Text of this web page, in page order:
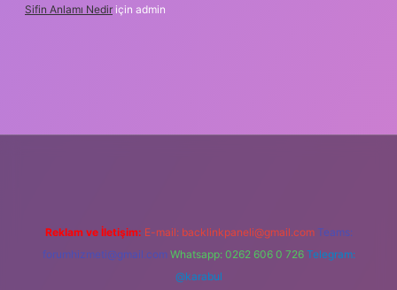
Sifin Anlamı Nedir için admin
Reklam ve İletişim: E-mail: backlinkpaneli@gmail.com Teams:
forumhizmeti@gmail.com Whatsapp: 0262 606 0 726 Telegram:
@karabul